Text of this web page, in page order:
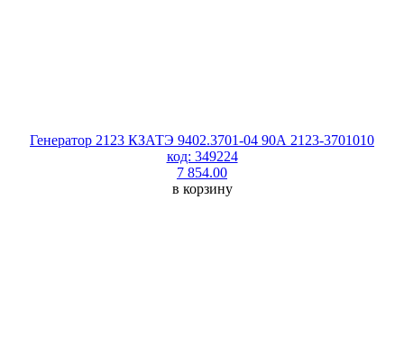
Генератор 2123 КЗАТЭ 9402.3701-04 90А 2123-3701010
код: 349224
7 854.00
в корзину